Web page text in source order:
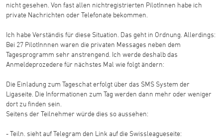
nicht gesehen. Von fast allen nichtregistrierten PilotInnen habe ich
private Nachrichten oder Telefonate bekommen.
Ich habe Verständis für diese Situation. Das geht in Ordnung. Allerdings:
Bei 27 PilotInnnen waren die privaten Messages neben dem
Tagesprogramm sehr anstrengend. Ich werde deshalb das
Anmeldeprozedere für nächstes Mal wie folgt ändern:
Die Einladung zum Tageschat erfolgt über das SMS System der
Ligaseite. Die Informationen zum Tag werden dann mehr oder weniger
dort zu finden sein.
Seitens der Teilnehmer würde dies so aussehen:
- Teiln. sieht auf Telegram den Link auf die Swissleagueseite: